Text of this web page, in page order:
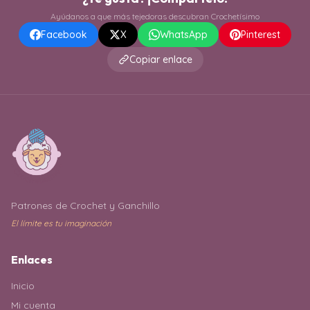
Ayúdanos a que más tejedoras descubran Crochetísimo
Facebook X WhatsApp
Pinterest
Copiar enlace
Patrones de Crochet y Ganchillo
El límite es tu imaginación
Enlaces
Inicio
Mi cuenta